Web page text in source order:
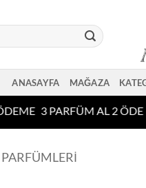
ANASAYFA MAĞAZA
3 PARFÜM AL 2 ÖDE •